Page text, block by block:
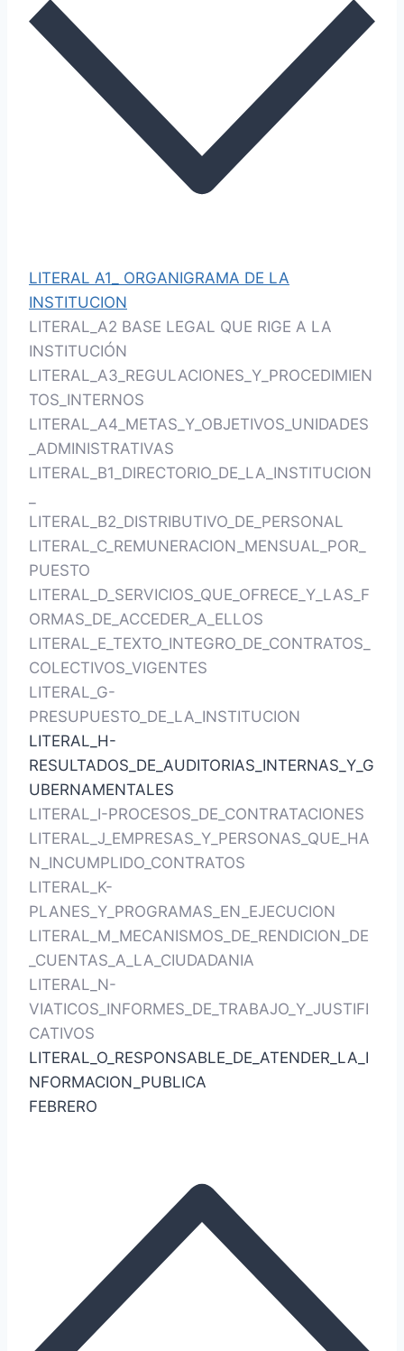
LITERAL A1_ ORGANIGRAMA DE LA
INSTITUCION
LITERAL_A2 BASE LEGAL QUE RIGE A LA
INSTITUCIÓN
LITERAL_A3_REGULACIONES_Y_PROCEDIMIEN
TOS_INTERNOS
LITERAL_A4_METAS_Y_OBJETIVOS_UNIDADES
_ADMINISTRATIVAS
LITERAL_B1_DIRECTORIO_DE_LA_INSTITUCION
LITERAL_B2_DISTRIBUTIVO_DE_PERSONAL
LITERAL_C_REMUNERACION_MENSUAL_POR_
PUESTO
LITERAL_D_SERVICIOS_QUE_OFRECE_Y_LAS_F
ORMAS_DE_ACCEDER_A_ELLOS
LITERAL_E_TEXTO_INTEGRO_DE_CONTRATOS_
COLECTIVOS_VIGENTES
LITERAL_G-
PRESUPUESTO_DE_LA_INSTITUCION
LITERAL_H-
RESULTADOS_DE_AUDITORIAS_INTERNAS_Y_G
UBERNAMENTALES
LITERAL_I-PROCESOS_DE_CONTRATACIONES
LITERAL_J_EMPRESAS_Y_PERSONAS_QUE_HA
N_INCUMPLIDO_CONTRATOS
LITERAL_K-
PLANES_Y_PROGRAMAS_EN_EJECUCION
LITERAL_M_MECANISMOS_DE_RENDICION_DE
_CUENTAS_A_LA_CIUDADANIA
LITERAL_N-
VIATICOS_INFORMES_DE_TRABAJO_Y_JUSTIFI
CATIVOS
LITERAL_O_RESPONSABLE_DE_ATENDER_LA_I
NFORMACION_PUBLICA
FEBRERO